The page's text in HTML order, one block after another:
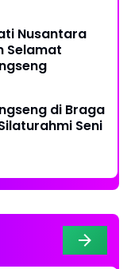
Nusantara
Selamat
di Braga
Seni